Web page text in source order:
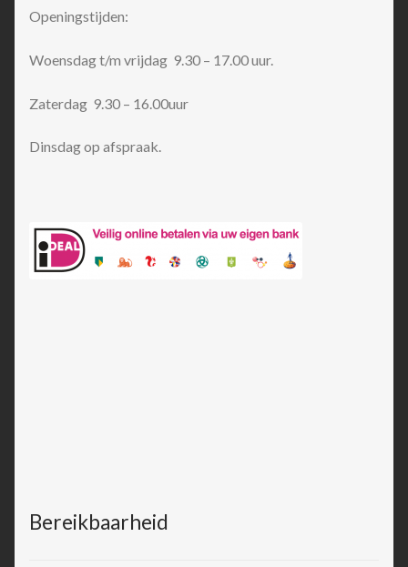
Openingstijden:
Woensdag t/m vrijdag 9.30 – 17.00 uur.
Zaterdag 9.30 – 16.00uur
Dinsdag op afspraak.
Bereikbaarheid